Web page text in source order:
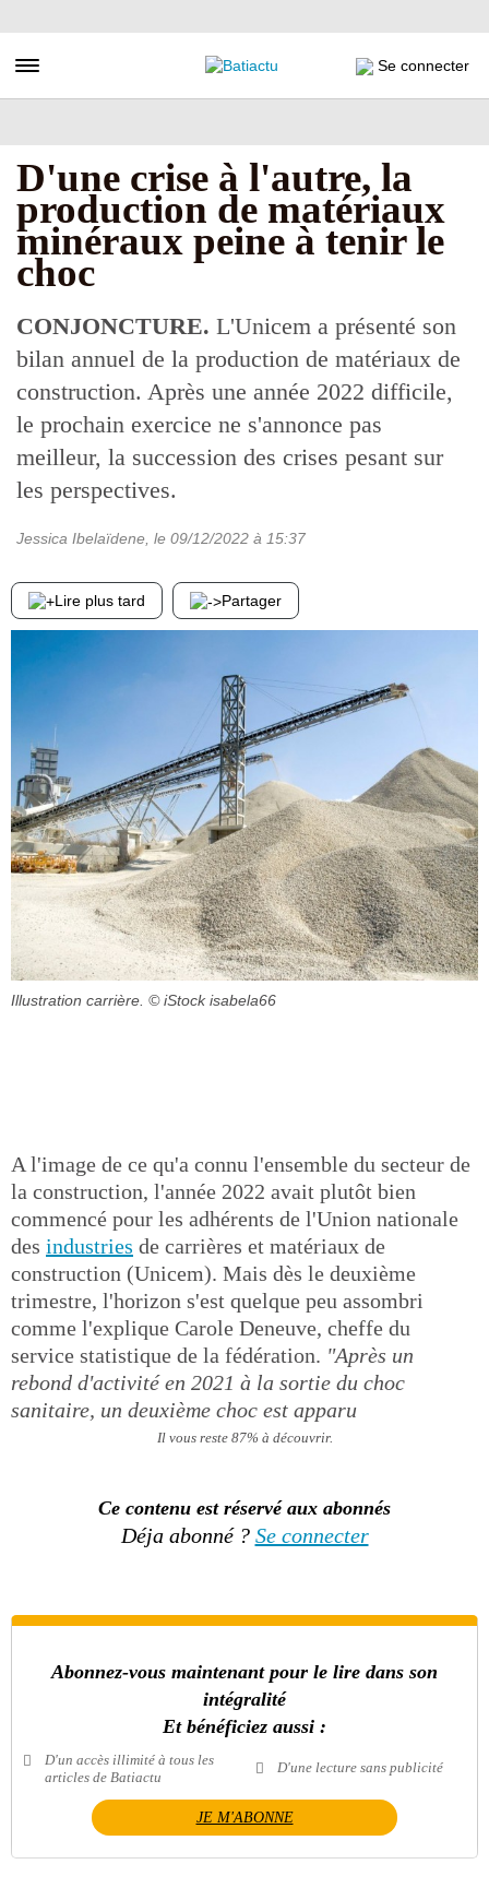
au
principal
Toggle navigation Se connecter
D'une crise à l'autre, la
production de matériaux
minéraux peine à tenir le
choc
CONJONCTURE. L'Unicem a présenté son
bilan annuel de la production de matériaux de
construction. Après une année 2022 difficile,
le prochain exercice ne s'annonce pas
meilleur, la succession des crises pesant sur
les perspectives.
Jessica Ibelaïdene , le 09/12/2022 à 15:37
Lire plus tard Partager
Illustration carrière. © iStock isabela66
A l'image de ce qu'a connu l'ensemble du secteur de
la construction, l'année 2022 avait plutôt bien
commencé pour les adhérents de l'Union nationale
des industries de carrières et matériaux de
construction (Unicem). Mais dès le deuxième
trimestre, l'horizon s'est quelque peu assombri
comme l'explique Carole Deneuve, cheffe du
service statistique de la fédération. "Après un
rebond d'activité en 2021 à la sortie du choc
sanitaire, un deuxième choc est apparu
Il vous reste 87% à découvrir.
Ce contenu est réservé aux abonnés
Déja abonné ? Se connecter
Abonnez-vous maintenant pour le lire dans son
intégralité
Et bénéficiez aussi :
D'un accès illimité à tous les
articles de Batiactu
D'une lecture sans publicité
JE M'ABONNE